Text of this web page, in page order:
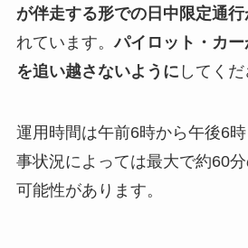
が伴走する形での日中限定通
れています。パイロット・カ
を追い越さないように してくだ
運用時間は午前6時から午後6
事状況によっては最大で約60
可能性があります。